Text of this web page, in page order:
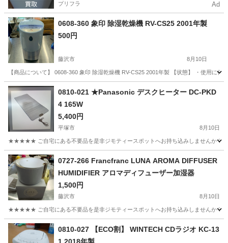
プリフラ Ad
0608-360 象印 除湿乾燥機 RV-CS25 2001年製
500円
藤沢市 8月10日
【商品について】 0608-360 象印 除湿乾燥機 RV-CS25 2001年製 【状態】 ・使用に
神奈川 藤沢市 季節、空調家電 リユース
0810-021 ★Panasonic デスクヒーター DC-PKD
4 165W
5,400円
平塚市 8月10日
★★★★★ ご自宅にある不要品を是非ジモティースポットへお持ち込みしませんか？
神奈川 平塚市 0727-266 Francfranc LUNA AROMA DIFFUSER
HUMIDIFIER アロマディフューザー加湿器
1,500円
藤沢市 8月10日
★★★★★ ご自宅にある不要品を是非ジモティースポットへお持ち込みしませんか？
神奈川 藤沢市 季節、空調家電 HUMIDIFIER
0810-027 【ECO割】 WINTECH CDラジオ KC-13